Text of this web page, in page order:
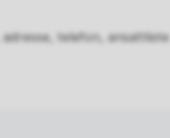
telefon, ansattliste